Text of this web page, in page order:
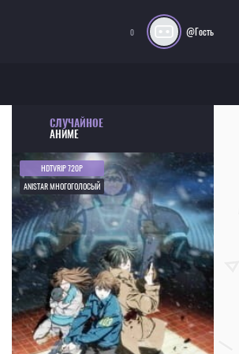
0 @Гость
СЛУЧАЙНОЕ
АНИМЕ
HDTVRIP 720P
ANISTAR МНОГОГОЛОСЫЙ